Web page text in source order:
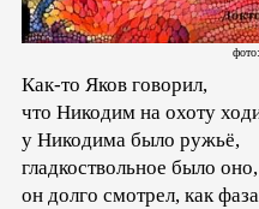
Как-то Яков говорил,
что Никодим на охоту
у Никодима было ружьё,
гладкоствольное было оно,
он долго смотрел, как